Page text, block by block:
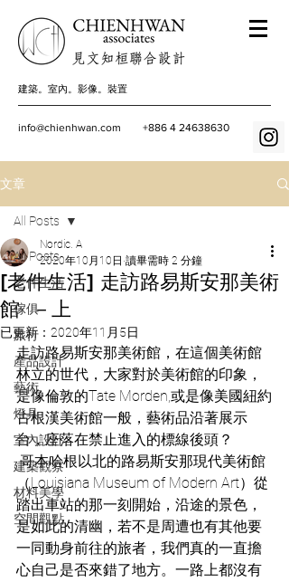
建築。室內。影像。裝置
info@chienhwan.com +886 4 24638630
文章
All Posts
老件生活
傢俱
旅行
產品設計
藝術
燈具
室內設計
建築觀察
材料美學
空間觀點
All Posts
[老件生活] 走訪路易斯安那美術
館 －上
Nordic. A
2020年10月10日 讀畢需時 2 分鐘
已更新： 2020年11月5日
走訪路易斯安那美術館，在這個美術館
林立的世代，大家對於美術館的印象，
是像倫敦的Tate Morden,或是像美國紐約
古根漢美術館一般，藝術品沿著展示
台，座落在禁止進入的標線後頭？
哥本哈根以北的路易斯安那現代美術館
（Louisiana Museum of Modern Art）從
踏出車站的那一刻開始，沿途的景色，
是如此的清幽，若不是周遭也有其他要
一同動身前往的旅者，我們真的一直擔
心自己是否來錯了地方。一路上都沒有